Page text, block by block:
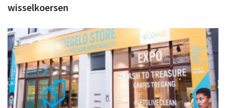
wisselkoersen